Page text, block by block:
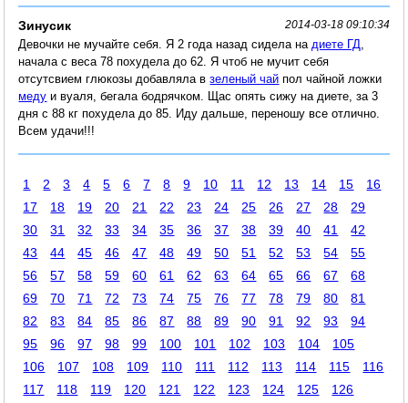
Зинусик 2014-03-18 09:10:34
Девочки не мучайте себя. Я 2 года назад сидела на диете ГД
начала с веса 78 похудела до 62. Я чтоб не мучит себя
отсутсвием глюкозы добавляла взеленый чай пол чайной ложки
меду и вуаля, бегала бодрячком. Щас опять сижу на диете, за 3
дня с 88 кг похудела до 85. Иду дальше, переношу все отлично.
Всем удачи!!!
1 2 3 4 5 6 7 8 9 10 11 12 13 14 15
16
17
18 19 20 21 22 23 24 25 26 27 28
29
30
31 32 33 34 35 36 37 38 39 40 41
42
43
44 45 46 47 48 49 50 51 52 53 54
55
56
57 58 59 60 61 62 63 64 65 66 67
68
69
70 71 72 73 74 75 76 77 78 79 80
81
82
83 84 85 86 87 88 89 90 91 92 93
94
95
96 97 98 99 100 101 102 103 104
105
106
107 108 109 110 111 112 113 114 115
116
117
118 119 120 121 122 123 124 125 126